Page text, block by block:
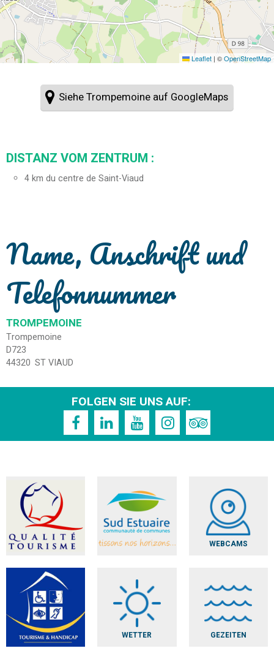
Leaflet | ©OpenStreetMap
Siehe Trompemoine auf GoogleMaps
DISTANZ VOM ZENTRUM :
4km du centre de Saint-Viaud
Name, Anschrift und
Telefonnummer
TROMPEMOINE
Trompemoine
D723
44320 ST VIAUD
FOLGEN SIE UNS AUF:
WEBCAMS
WETTER GEZEITEN